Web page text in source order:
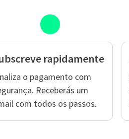
rapidamente
o pagamento com
Receberás um
com todos os passos.